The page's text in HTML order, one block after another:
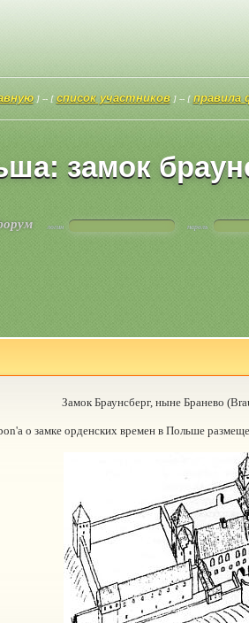
] -- [ список участников] -- [ правила
замок
логин пароль
Замок Браунсберг, ныне Бранево
о замке орденских времен в Польше